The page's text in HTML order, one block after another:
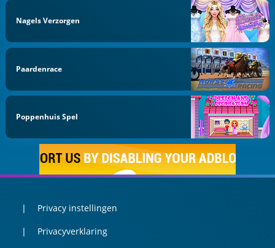
Nagels Verzorgen
Paardenrace
Poppenhuis Spel
Privacy instellingen
Privacyverklaring